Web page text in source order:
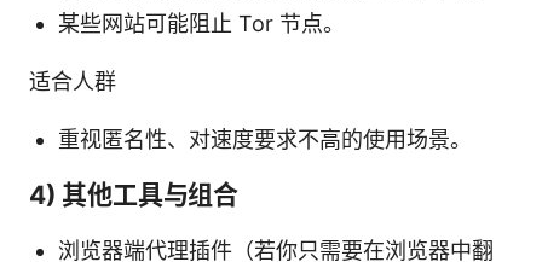
某些网站可能阻止 Tor 节点。
适合人群
重视匿名性、对速度要求不高的使用场景。
4) 其他工具与组合
浏览器端代理插件（若你只需要在浏览器中翻